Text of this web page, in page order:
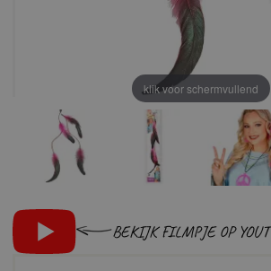
klik voor schermvullend
BEKIJK FILMPJE OP